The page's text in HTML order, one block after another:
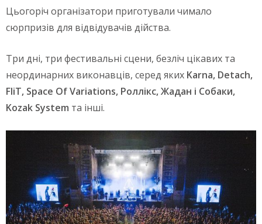
Цьогоріч організатори приготували чимало
сюрпризів для відвідувачів дійства.
Три дні, три фестивальні сцени, безліч цікавих та
неординарних виконавців, серед яких Karna, Detach,
FliT, Space Of Variations, Роллікс, Жадан і Собаки,
Kozak System та інші.